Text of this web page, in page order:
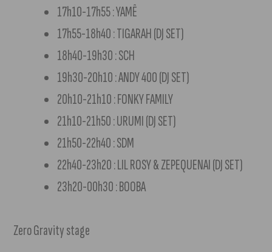
17h10-17h55 : YAMÊ
17h55-18h40 : TIGARAH (DJ SET)
18h40-19h30 : SCH
19h30-20h10 : ANDY 400 (DJ SET)
20h10-21h10 : FONKY FAMILY
21h10-21h50 : URUMI (DJ SET)
21h50-22h40 : SDM
22h40-23h20 : LIL ROSY & ZEPEQUENAI (DJ SET)
23h20-00h30 : BOOBA
Zero Gravity stage